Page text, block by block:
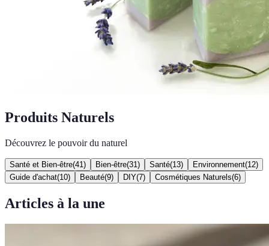
Produits Naturels
Découvrez le pouvoir du naturel
Santé et Bien-être(41 ) Bien-être(31 ) Santé(13) Environnement(12)
Guide d'achat(10) Beauté(9) DIY(7) Cosmétiques Naturels(6)
Articles à la une